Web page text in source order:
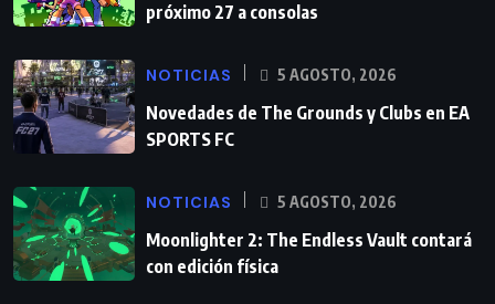
próximo 27 a consolas
NOTICIAS 5 AGOSTO, 2026
Novedades de The Grounds y Clubs en EA
SPORTS FC
NOTICIAS 5 AGOSTO, 2026
Moonlighter 2: The Endless Vault contará
con edición física